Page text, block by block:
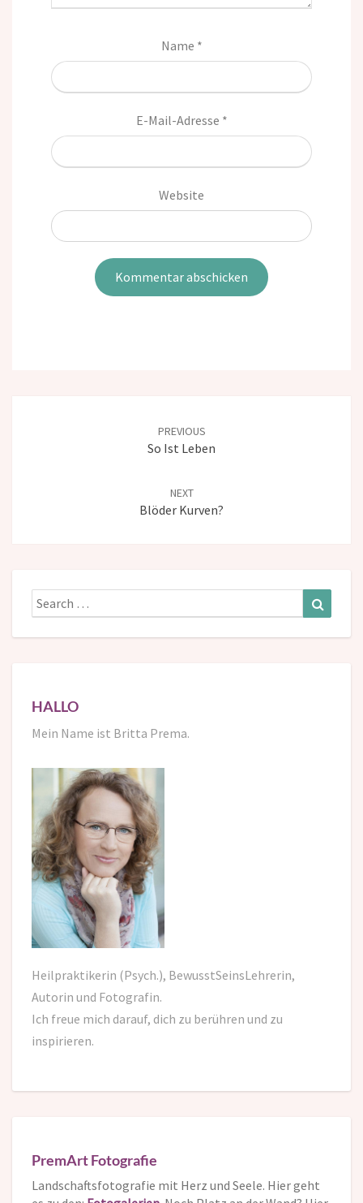
Name *
E-Mail-Adresse *
Website
PREVIOUS
So Ist Leben
NEXT
Blöder Kurven?
Search
for:
HALLO
Mein Name ist Britta Prema.
Heilpraktikerin (Psych.), BewusstSeinsLehrerin,
Autorin und Fotografin.
Ich freue mich darauf, dich zu berühren und zu
inspirieren.
PremArt Fotografie
Landschaftsfotografie mit Herz und Seele. Hier geht